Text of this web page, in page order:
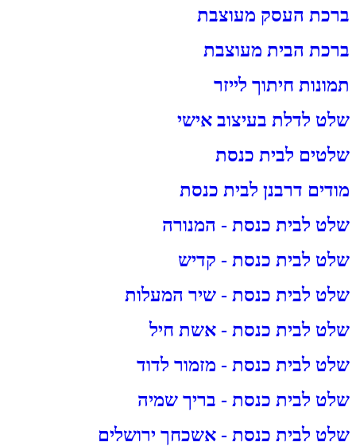
ברכת העסק מעוצבת
ברכת הבית מעוצבת
תמונות חיתוך לייזר
שלט לדלת בעיצוב אישי
שלטים לבית כנסת
מודים דרבנן לבית כנסת
שלט לבית כנסת - המנורה
שלט לבית כנסת - קדיש
שלט לבית כנסת - שיר המעלות
שלט לבית כנסת - אשת חיל
שלט לבית כנסת - מזמור לדוד
שלט לבית כנסת - בריך שמיה
שלט לבית כנסת - אשכחך ירושלים